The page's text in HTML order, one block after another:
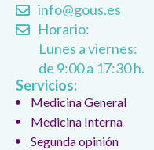
info@gous.es
Horario:
Lunes a viernes:
de 9:00 a 17:30 h.
Servicios:
Medicina General
Medicina Interna
Segunda opinión